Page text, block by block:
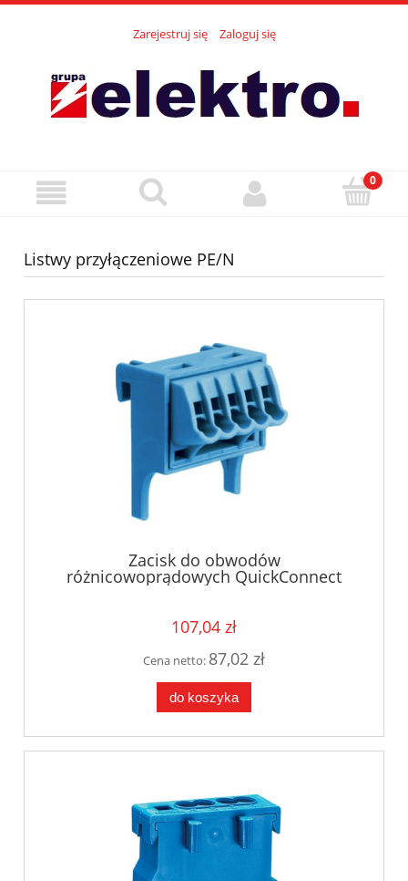
Zarejestruj się Zaloguj się
Listwy przyłączeniowe PE/N
Zacisk do obwodów
różnicowoprądowych QuickConnect
Hager VZ455N
107,04 zł
Cena netto: 87,02 zł
do koszyka